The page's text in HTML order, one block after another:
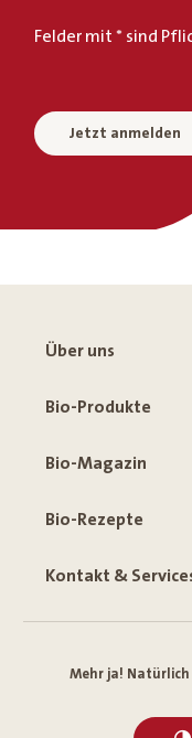
Felder mit * sind
Jetzt anmelden
Über uns
Bio-Produkte
Bio-Magazin
Bio-Rezepte
Kontakt &
Mehr ja!